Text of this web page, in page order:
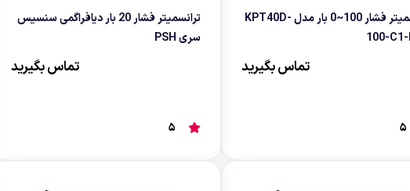
ترانسمیتر فشار 100~0 بار مدل KPT40D-
100-
تماس بگیرید
5
ترانسمیتر فشار 20 بار دیافراگمی سنسیس
سری PSH
تماس بگیرید
5